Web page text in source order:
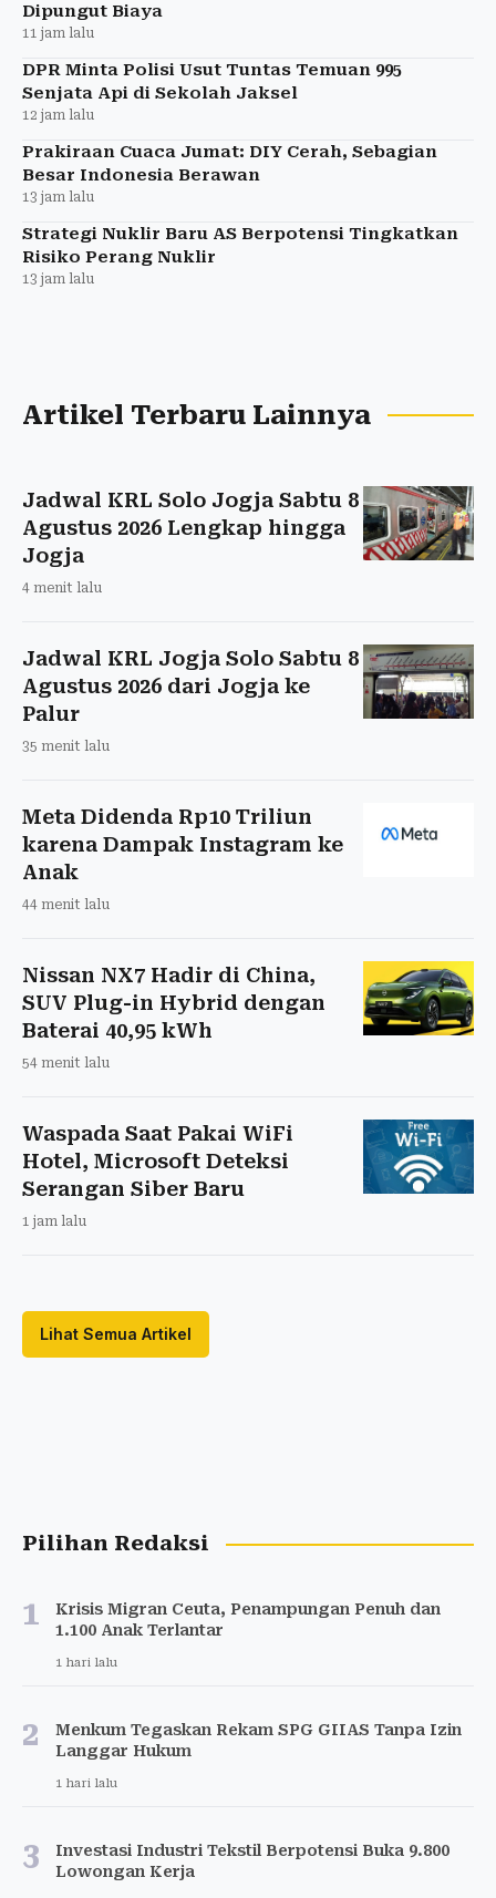
Dipungut Biaya
11 jam lalu
DPR Minta Polisi Usut Tuntas Temuan 995
Senjata Api di Sekolah Jaksel
12 jam lalu
Prakiraan Cuaca Jumat: DIY Cerah, Sebagian
Besar Indonesia Berawan
13 jam lalu
Strategi Nuklir Baru AS Berpotensi Tingkatkan
Risiko Perang Nuklir
13 jam lalu
Artikel Terbaru Lainnya
Jadwal KRL Solo Jogja Sabtu 8
Agustus 2026 Lengkap hingga
Jogja
4 menit lalu
Jadwal KRL Jogja Solo Sabtu 8
Agustus 2026 dari Jogja ke
Palur
35 menit lalu
Meta Didenda Rp10 Triliun
karena Dampak Instagram ke
Anak
44 menit lalu
Nissan NX7 Hadir di China,
SUV Plug-in Hybrid dengan
Baterai 40,95 kWh
54 menit lalu
Waspada Saat Pakai WiFi
Hotel, Microsoft Deteksi
Serangan Siber Baru
1 jam lalu
Lihat Semua Artikel
Pilihan Redaksi
1
Krisis Migran Ceuta, Penampungan Penuh dan
1.100 Anak Terlantar
1 hari lalu
2
Menkum Tegaskan Rekam SPG GIIAS Tanpa Izin
Langgar Hukum
1 hari lalu
3
Investasi Industri Tekstil Berpotensi Buka 9.800
Lowongan Kerja